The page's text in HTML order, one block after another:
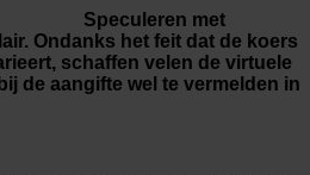
Speculeren met
Ondanks het feit dat de koers
schaffen velen de virtuele
de aangifte wel te vermelden in